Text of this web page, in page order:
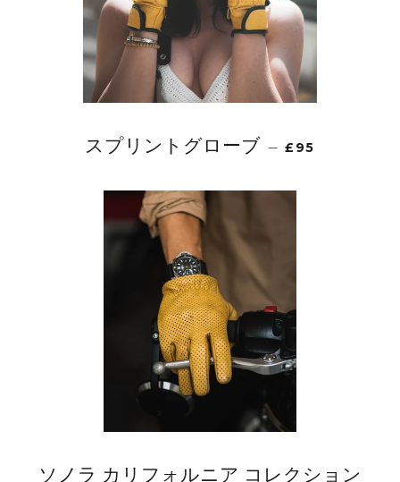
スプリントグローブ — £95
ソノラ カリフォルニア コレクション